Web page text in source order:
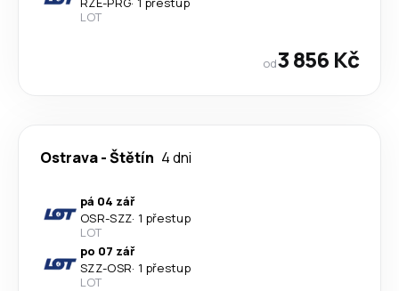
LOT
od3 856 Kč
Ostrava-Štětín 4 dni
pá 04 zář
OSR-SZZ· 1 přestup
LOT
po 07 zář
SZZ-OSR· 1 přestup
LOT